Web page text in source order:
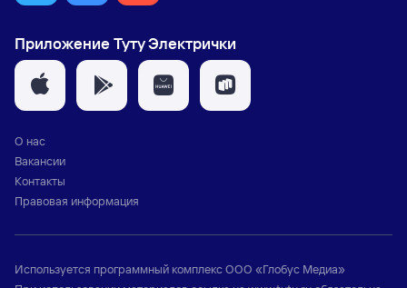
Приложение Туту Электрички
О нас
Вакансии
Контакты
Правовая информация
Используется программный комплексООО «Глобус Медиа»